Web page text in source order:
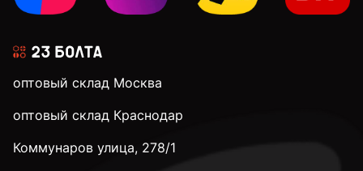
оптовый склад Москва
оптовый склад Краснодар
Коммунаров улица, 278/1